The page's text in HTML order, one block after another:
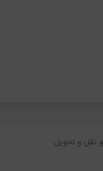
نقل و تحویل